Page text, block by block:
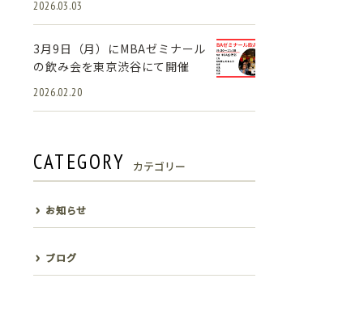
2026.03.03
3月9日（月）にMBAゼミナール
の飲み会を東京渋谷にて開催
2026.02.20
CATEGORY カテゴリー
お知らせ
ブログ